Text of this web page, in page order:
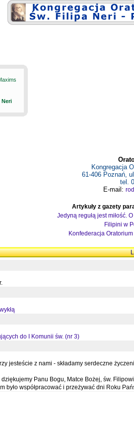
Neri
Kongregacja
61-406 Poznań,
tel.
E-mail:
Artykuły z gazety
Jedyną regułą jest miłość.
Filipini w
Konfederacja
do I Komunii św. (nr 3)
jesteście z nami - składamy serdeczne
Panu Bogu, Matce Bożej, św.
było współpracować i przeżywać dni Roku